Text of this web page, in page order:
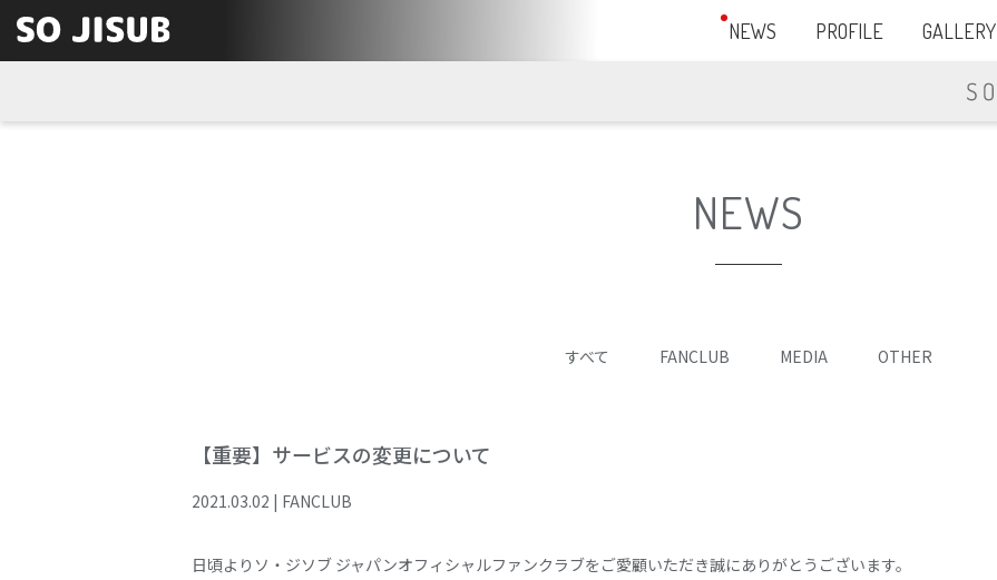
NEWS PROFILE GALLERY
NEWS
すべて FANCLUB MEDIA OTHER
【重要】サービスの変更について
2021.03.02 | FANCLUB
日頃よりソ・ジソブ ジャパンオフィシャルファンクラブをご愛顧いただき誠にありがとうございます。